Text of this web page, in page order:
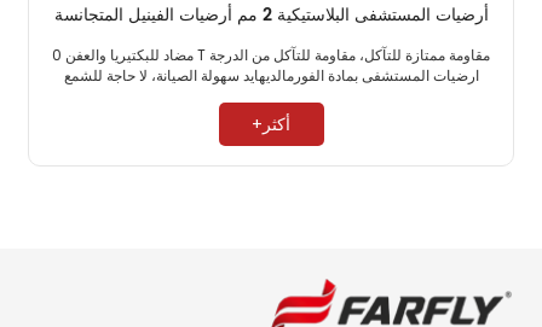
أرضيات المستشفى البلاستيكية 2 مم أرضيات الفينيل المتجانسة
مقاومة ممتازة للتآكل، مقاومة للتآكل من الدرجة T مضاد للبكتيريا والعفن 0
ارضيات المستشفى بمادة الفورمالديهايد سهولة الصيانة، لا حاجة للشمع ​
أكثر+